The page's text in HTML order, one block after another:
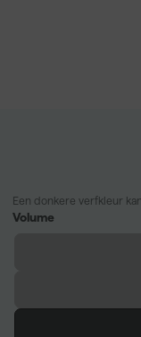
Een donkere verfkleur
Volume